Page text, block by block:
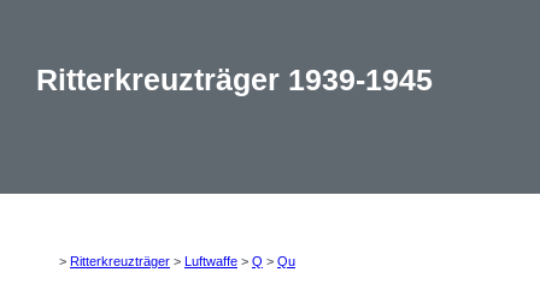
Ritterkreuzträger 1939-1945
> Ritterkreuzträger > Luftwaffe > Q > Qu